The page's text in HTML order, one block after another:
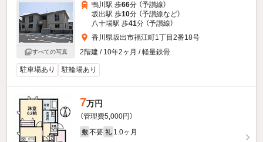
すべての写真
鴨川駅 歩66分 （予讃線）
坂出駅 歩10分 （予讃線など）
八十場駅 歩41分 （予讃線）
香川県坂出市福江町1丁目2番18号
2階建 / 10年2ヶ月 / 軽量鉄骨
駐車場あり 駐輪場あり
7万円
（管理費5,000円）
敷 不要 礼 1.0ヶ月